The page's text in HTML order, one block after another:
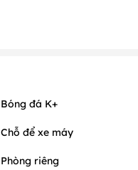
Bóng đá K+
Chỗ để xe máy
Phòng riêng